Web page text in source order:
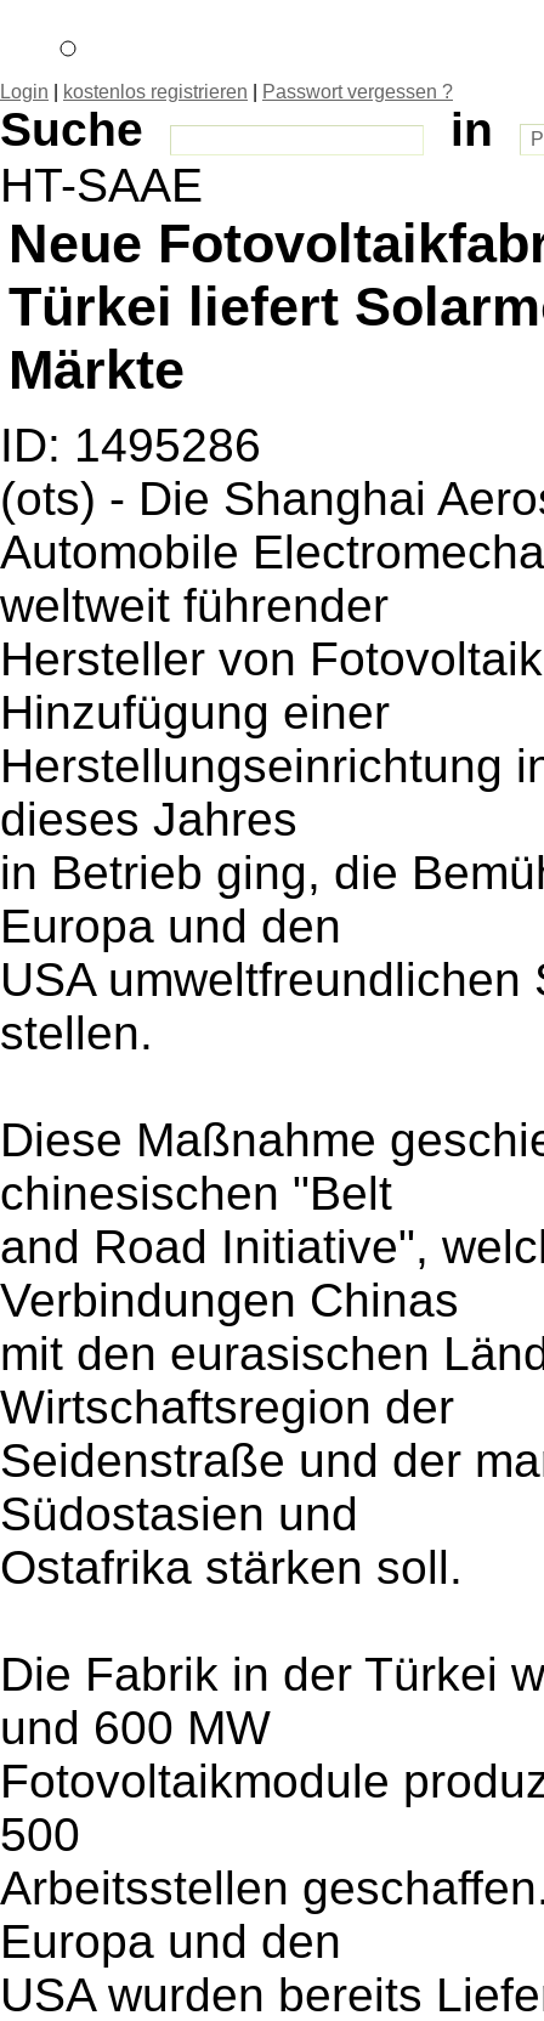
Login kostenlos registrieren Passwort vergessen ?
Suche
in
HT-SAAE
Neue
Türkei liefert
Märkte
ID: 1495286
(ots) - Die Shanghai
Automobile
weltweit führender
Hersteller von
Hinzufügung einer
Herstellungseinrichtung
dieses Jahres
in Betrieb ging, die
Europa und den
USA
stellen.
Diese Maßnahme
chinesischen "Belt
and Road Initiative",
Verbindungen Chinas
mit den eurasischen
Wirtschaftsregion der
Seidenstraße und der
Südostasien und
Ostafrika stärken soll.
Die Fabrik in der Türkei
und 600 MW
Fotovoltaikmodule
500
Arbeitsstellen
Europa und den
USA wurden bereits